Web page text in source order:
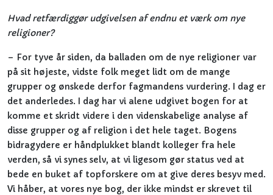
Hvad retfærdiggør udgivelsen af endnu et værk om nye
religioner?
– For tyve år siden, da balladen om de nye religioner var
på sit højeste, vidste folk meget lidt om de mange
grupper og ønskede derfor fagmandens vurdering. I dag er
det anderledes. I dag har vi alene udgivet bogen for at
komme et skridt videre i den videnskabelige analyse af
disse grupper og af religion i det hele taget. Bogens
bidragydere er håndplukket blandt kolleger fra hele
verden, så vi synes selv, at vi ligesom gør status ved at
bede en buket af topforskere om at give deres besyv med.
Vi håber, at vores nye bog, der ikke mindst er skrevet til